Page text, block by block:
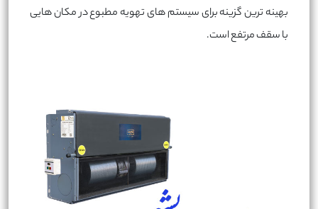
بهینه ترین گزینه برای سیستم های تهویه مطبوع در مکان هایی
با سقف مرتفع است.